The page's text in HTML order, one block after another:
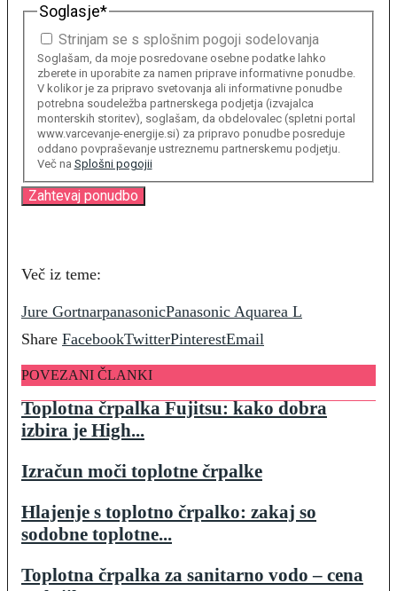
Soglasje*
Strinjam se s splošnim pogoji sodelovanja
Soglašam, da moje posredovane osebne podatke lahko
zberete in uporabite za namen priprave informativne ponudbe.
V kolikor je za pripravo svetovanja ali informativne ponudbe
potrebna soudeležba partnerskega podjetja (izvajalca
monterskih storitev), soglašam, da obdelovalec (spletni portal
www.varcevanje-energije.si) za pripravo ponudbe posreduje
oddano povpraševanje ustreznemu partnerskemu podjetju.
Več na Splošni pogojii
Več iz teme:
Jure GortnarpanasonicPanasonic Aquarea L
Share FacebookTwitterPinterestEmail
POVEZANI ČLANKI
Toplotna črpalka Fujitsu: kako dobra
izbira je High...
Izračun moči toplotne črpalke
Hlajenje s toplotno črpalko: zakaj so
sodobne toplotne...
Toplotna črpalka za sanitarno vodo – cena